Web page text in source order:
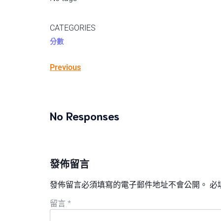
CATEGORIES
分數
Previous
No Responses
發佈留言
發佈留言必須填寫的電子郵件地址不會公開。 必
留言 *